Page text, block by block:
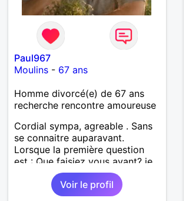
Paul967
Moulins- 67 ans
Homme divorcé(e) de 67 ans
recherche rencontre amoureuse
Cordial sympa, agreable . Sans
se connaitre auparavant.
Lorsque la première question
est : Que faisiez vous avant? je
ne donne pas suite. Je suis
vintage désolé , on commence
par bonjour .......... Un minimum
Voir le profil